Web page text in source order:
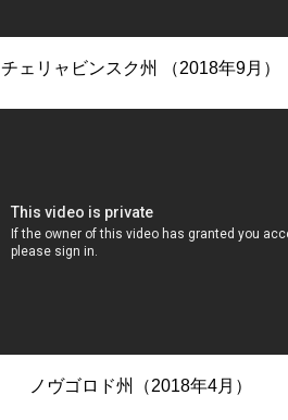
チェリャビンスク州 （2018年9月）
ノヴゴロド州（2018年4月）